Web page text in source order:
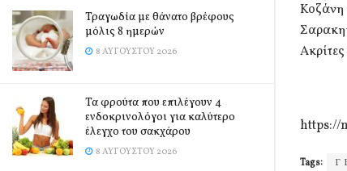
Τραγωδία με θάνατο βρέφους
μόλις 8 ημερών
8 ΑΥΓΟΎΣΤΟΥ 2026
Τα φρούτα που επιλέγουν 4
ενδοκρινολόγοι για καλύτερο
έλεγχο του σακχάρου
8 ΑΥΓΟΎΣΤΟΥ 2026
Κοζάνη
https://
Tags: Γ